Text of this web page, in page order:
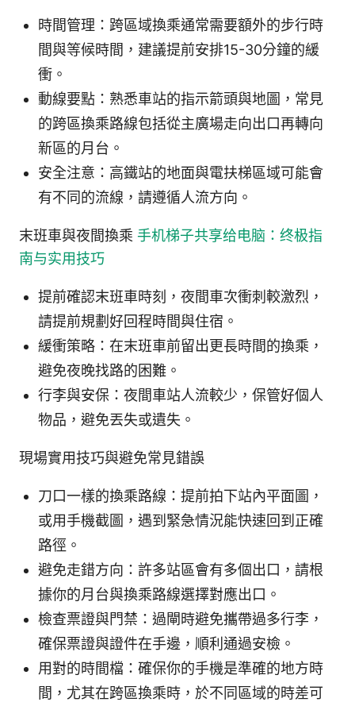
時間管理：跨區域換乘通常需要額外的步行時
間與等候時間，建議提前安排15-30分鐘的緩
衝。
動線要點：熟悉車站的指示箭頭與地圖，常見
的跨區換乘路線包括從主廣場走向出口再轉向
新區的月台。
安全注意：高鐵站的地面與電扶梯區域可能會
有不同的流線，請遵循人流方向。
末班車與夜間換乘 手机梯子共享给电脑：终极指
南与实用技巧
提前確認末班車時刻，夜間車次衝刺較激烈，
請提前規劃好回程時間與住宿。
緩衝策略：在末班車前留出更長時間的換乘，
避免夜晚找路的困難。
行李與安保：夜間車站人流較少，保管好個人
物品，避免丟失或遺失。
現場實用技巧與避免常見錯誤
刀口一樣的換乘路線：提前拍下站內平面圖，
或用手機截圖，遇到緊急情況能快速回到正確
路徑。
避免走錯方向：許多站區會有多個出口，請根
據你的月台與換乘路線選擇對應出口。
檢查票證與門禁：過閘時避免攜帶過多行李，
確保票證與證件在手邊，順利通過安檢。
用對的時間檔：確保你的手機是準確的地方時
間，尤其在跨區換乘時，於不同區域的時差可